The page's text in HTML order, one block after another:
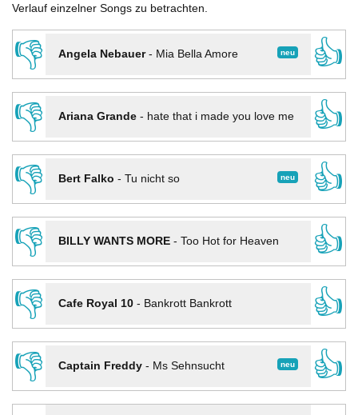
Verlauf einzelner Songs zu betrachten.
👎 neu
Angela Nebauer- Mia Bella Amore
👍
👎
Ariana Grande- hate that i made you love me
👍
👎
neu
Bert Falko - Tu nicht so
👍
👎
BILLY WANTS MORE- Too Hot for Heaven
👍
👎
Cafe Royal 10- Bankrott Bankrott
👍
👎
neu
Captain Freddy- Ms Sehnsucht
👍